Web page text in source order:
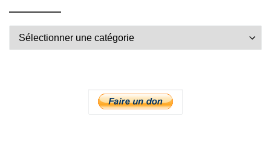
Catégories